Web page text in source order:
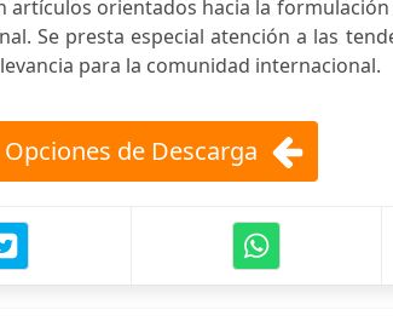
artículos orientados hacia la
Se presta especial atención a las
para la comunidad internacional.
Opciones de Descarga